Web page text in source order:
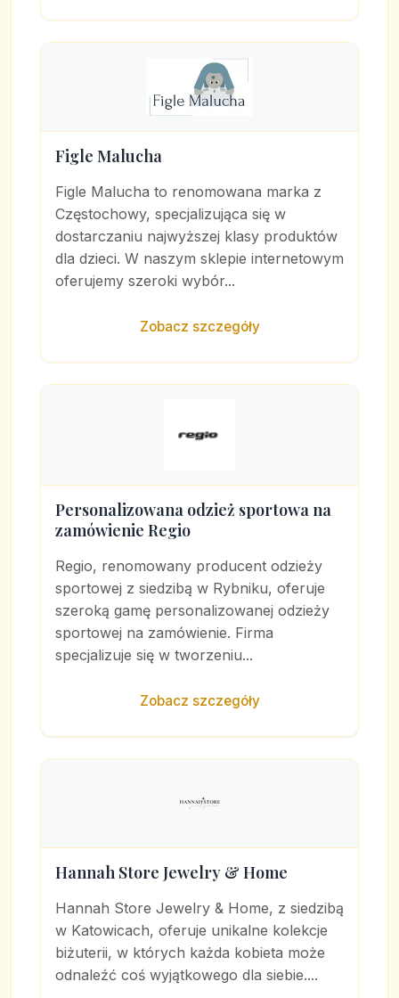
Figle Malucha
Figle Malucha to renomowana marka z
Częstochowy, specjalizująca się w
dostarczaniu najwyższej klasy produktów
dla dzieci. W naszym sklepie internetowym
oferujemy szeroki wybór...
Zobacz szczegóły
Personalizowana odzież sportowa na
zamówienie Regio
Regio, renomowany producent odzieży
sportowej z siedzibą w Rybniku, oferuje
szeroką gamę personalizowanej odzieży
sportowej na zamówienie. Firma
specjalizuje się w tworzeniu...
Zobacz szczegóły
Hannah Store Jewelry & Home
Hannah Store Jewelry & Home, z siedzibą
w Katowicach, oferuje unikalne kolekcje
biżuterii, w których każda kobieta może
odnaleźć coś wyjątkowego dla siebie....